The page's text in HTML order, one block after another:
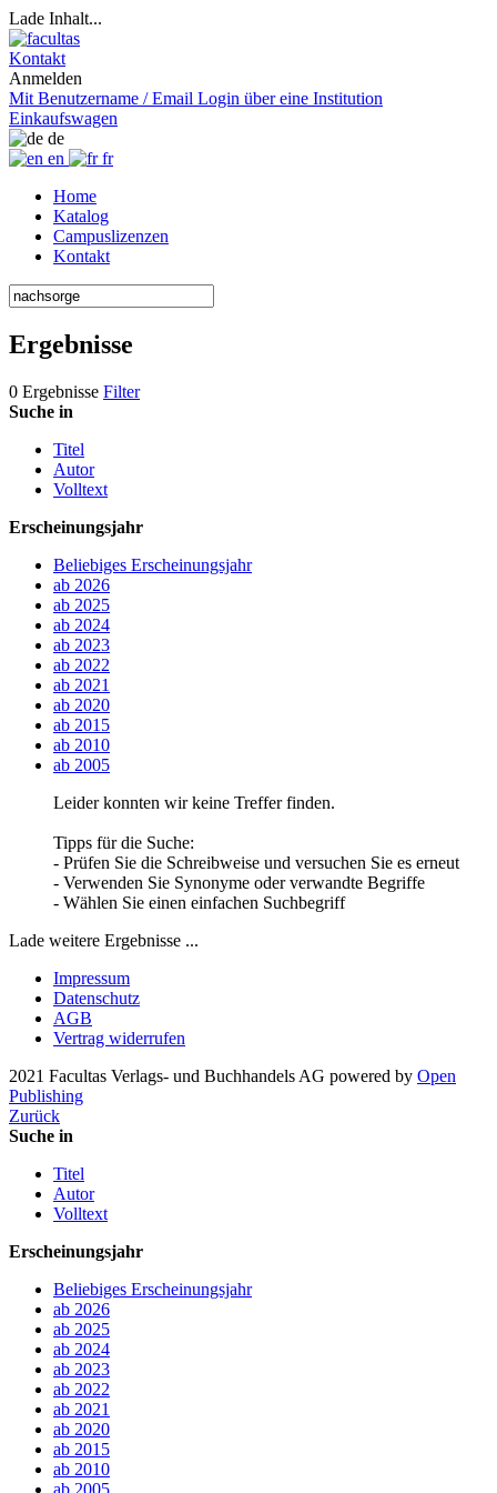
Lade Inhalt...
Kontakt
Anmelden
Mit Benutzername / Email Login über eine Institution
Einkaufswagen
de
en
fr
Home
Katalog
Campuslizenzen
Kontakt
Ergebnisse
0 Ergebnisse Filter
Suche in
Titel
Autor
Volltext
Erscheinungsjahr
Beliebiges Erscheinungsjahr
ab 2026
ab 2025
ab 2024
ab 2023
ab 2022
ab 2021
ab 2020
ab 2015
ab 2010
ab 2005
Leider konnten wir keine Treffer finden.
Tipps für die Suche:
- Prüfen Sie die Schreibweise und versuchen Sie es erneut
- Verwenden Sie Synonyme oder verwandte Begriffe
- Wählen Sie einen einfachen Suchbegriff
Lade weitere Ergebnisse ...
Impressum
Datenschutz
AGB
Vertrag widerrufen
2021 Facultas Verlags- und Buchhandels AG powered by Open
Publishing
Zurück
Suche in
Titel
Autor
Volltext
Erscheinungsjahr
Beliebiges Erscheinungsjahr
ab 2026
ab 2025
ab 2024
ab 2023
ab 2022
ab 2021
ab 2020
ab 2015
ab 2010
ab 2005